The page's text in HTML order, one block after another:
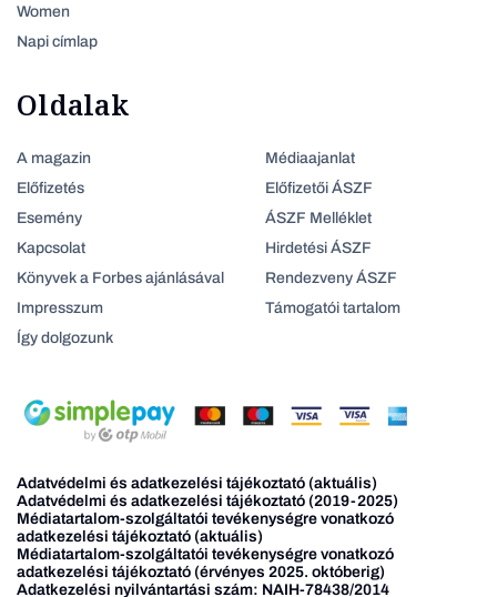
Women
Napi címlap
Oldalak
A magazin
Előfizetés
Esemény
Kapcsolat
Könyvek a Forbes ajánlásával
Impresszum
Így dolgozunk
Médiaajanlat
Előfizetői ÁSZF
ÁSZF Melléklet
Hirdetési ÁSZF
Rendezveny ÁSZF
Támogatói tartalom
Adatvédelmi és adatkezelési tájékoztató (aktuális)
Adatvédelmi és adatkezelési tájékoztató (2019-2025)
Médiatartalom-szolgáltatói tevékenységre vonatkozó
adatkezelési tájékoztató (aktuális)
Médiatartalom-szolgáltatói tevékenységre vonatkozó
adatkezelési tájékoztató (érvényes 2025. októberig)
Adatkezelési nyilvántartási szám: NAIH-78438/2014